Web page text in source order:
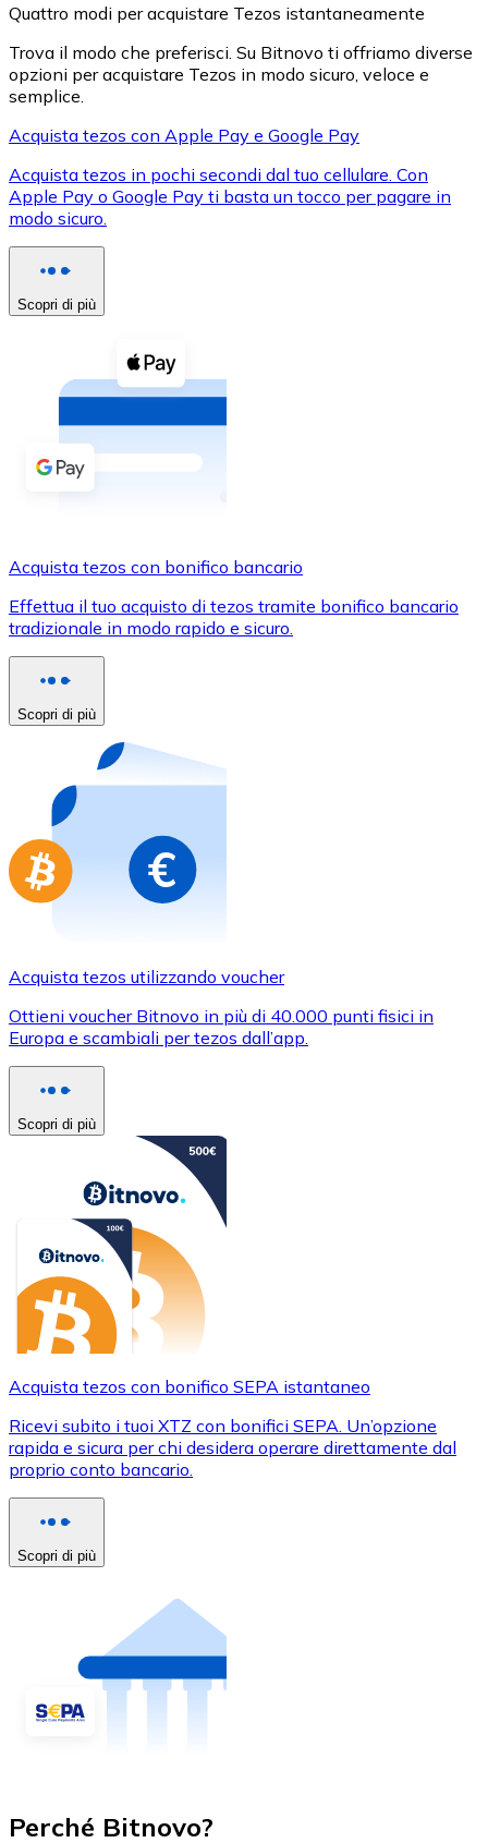
XRP
XRP
Vedi tutto
Buoni cripto
Acquista criptovalute in contanti e altri mezzi di
Acquista con contanti
Bonifico SEPA
Usa le carte Visa e Mastercard per acquistare
Acquista con carta
Acquista gift card dei tuoi marchi preferiti con
Vai al negozio di carte regalo
Quattro modi per acquistare Tezos istantaneamente
Trova il modo che preferisci. Su Bitnovo ti offriamo diverse
opzioni per acquistare Tezos in modo sicuro, veloce e
semplice.
Acquista tezos con Apple Pay e Google Pay
Acquista tezos in pochi secondi dal tuo cellulare. Con
Apple Pay o Google Pay ti basta un tocco per pagare in
modo sicuro.
Scopri di più
Acquista tezos con bonifico bancario
Effettua il tuo acquisto di tezos tramite bonifico bancario
tradizionale in modo rapido e sicuro.
Scopri di più
Acquista tezos utilizzando voucher
Ottieni voucher Bitnovo in più di 40.000 punti fisici in
Europa e scambiali per tezos dall’app.
Scopri di più
Acquista tezos con bonifico SEPA istantaneo
Ricevi subito i tuoi XTZ con bonifici SEPA. Un’opzione
rapida e sicura per chi desidera operare direttamente dal
proprio conto bancario.
Scopri di più
Perché Bitnovo?